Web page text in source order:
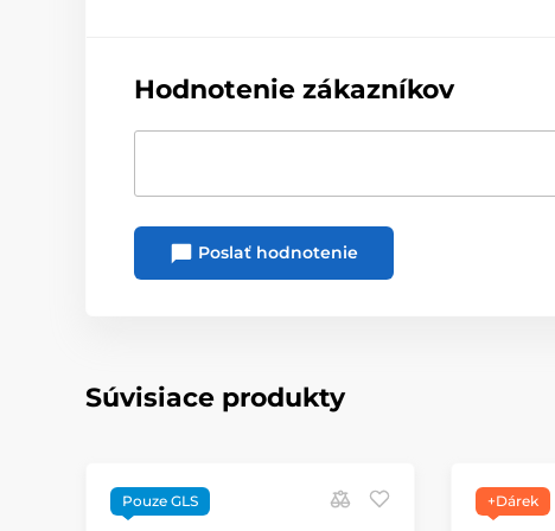
Hodnotenie zákazníkov
Poslať hodnotenie
Súvisiace produkty
Pouze GLS +Dárek